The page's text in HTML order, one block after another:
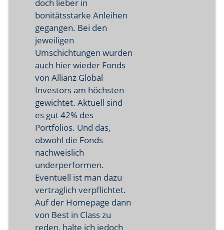
doch lieber in
bonitätsstarke Anleihen
gegangen. Bei den
jeweiligen
Umschichtungen wurden
auch hier wieder Fonds
von Allianz Global
Investors am höchsten
gewichtet. Aktuell sind
es gut 42% des
Portfolios. Und das,
obwohl die Fonds
nachweislich
underperformen.
Eventuell ist man dazu
vertraglich verpflichtet.
Auf der Homepage dann
von Best in Class zu
reden, halte ich jedoch